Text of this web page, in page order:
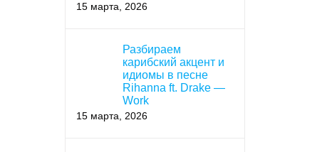
15 марта, 2026
Разбираем
карибский акцент и
идиомы в песне
Rihanna ft. Drake —
Work
15 марта, 2026